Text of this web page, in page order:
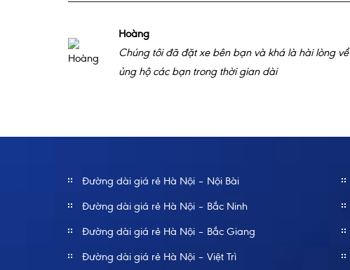
Hoàng
Chúng tôi đã đặt xe bên bạn và khá là hài lòng
ủng hộ các bạn trong thời gian dài
Đường dài giá rẻ Hà Nội – Nội Bài
Đường dài giá rẻ Hà Nội – Bắc Ninh
Đường dài giá rẻ Hà Nội – Bắc Giang
Đường dài giá rẻ Hà Nội – Việt Trì